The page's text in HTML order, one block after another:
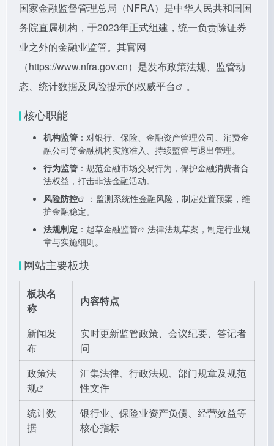
国家金融监督管理总局（NFRA）是中华人民共和国国
务院直属机构，于2023年正式组建，统一负责除证券
业之外的金融业监管。其官网
（https://www.nfra.gov.cn）是发布政策法规、监管动
态、统计数据及风险提示的权威平台
。
核心职能
机构监管 ：对银行、保险、金融资产管理公司、消费金
融公司等金融机构实施准入、持续监管与退出管理。
行为监管 ：规范金融市场交易行为，保护金融消费者合
法权益，打击非法金融活动。
风险防控
：监测系统性金融风险，制定处置预案，维
护金融稳定。
法规制定 ：起草金融监管
法律法规草案，制定行业规
章与实施细则。
网站主要板块
板块名
称
内容特点
新闻发
布
实时更新监管政策、会议纪要、答记者
问
政策法
规
汇集法律、行政法规、部门规章及规范
性文件
统计数
据
银行业、保险业资产负债、经营效益等
核心指标